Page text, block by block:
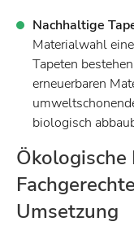
Nachhaltige
Materialwahl
Tapeten
erneuerbaren
biologisch
Umsetzung